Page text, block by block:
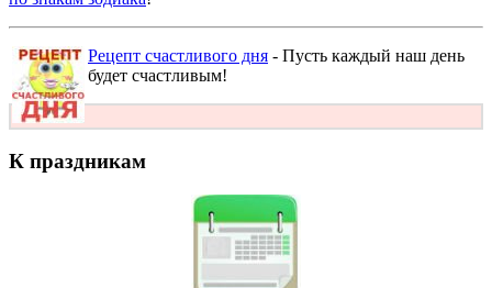
Рецепт счастливого дня - Пусть каждый наш день
будет счастливым!
К праздникам